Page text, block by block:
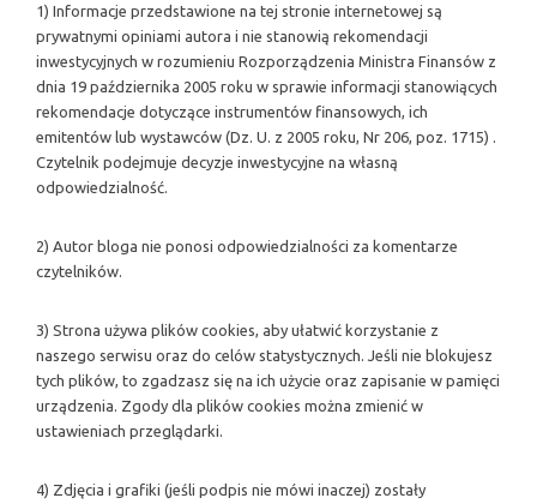
1) Informacje przedstawione na tej stronie internetowej są
prywatnymi opiniami autora i nie stanowią rekomendacji
inwestycyjnych w rozumieniu Rozporządzenia Ministra Finansów z
dnia 19 października 2005 roku w sprawie informacji stanowiących
rekomendacje dotyczące instrumentów finansowych, ich
emitentów lub wystawców (Dz. U. z 2005 roku, Nr 206, poz. 1715) .
Czytelnik podejmuje decyzje inwestycyjne na własną
odpowiedzialność.
2) Autor bloga nie ponosi odpowiedzialności za komentarze
czytelników.
3) Strona używa plików cookies, aby ułatwić korzystanie z
naszego serwisu oraz do celów statystycznych. Jeśli nie blokujesz
tych plików, to zgadzasz się na ich użycie oraz zapisanie w pamięci
urządzenia. Zgody dla plików cookies można zmienić w
ustawieniach przeglądarki.
4) Zdjęcia i grafiki (jeśli podpis nie mówi inaczej) zostały